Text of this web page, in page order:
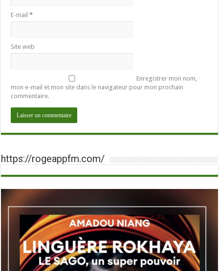
E-mail*
Site web
Enregistrer mon nom,
mon e-mail et mon site dans le navigateur pour mon prochain
commentaire.
https://rogeappfm.com/